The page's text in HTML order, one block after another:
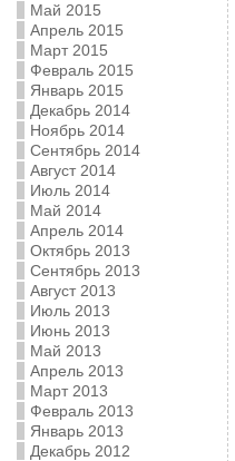
Май 2015
Апрель 2015
Март 2015
Февраль 2015
Январь 2015
Декабрь 2014
Ноябрь 2014
Сентябрь 2014
Август 2014
Июль 2014
Май 2014
Апрель 2014
Октябрь 2013
Сентябрь 2013
Август 2013
Июль 2013
Июнь 2013
Май 2013
Апрель 2013
Март 2013
Февраль 2013
Январь 2013
Декабрь 2012